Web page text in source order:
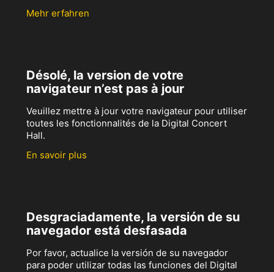
Mehr erfahren
Désolé, la version de votre
navigateur n’est pas à jour
Veuillez mettre à jour votre navigateur pour utiliser
toutes les fonctionnalités de la Digital Concert
Hall.
En savoir plus
Desgraciadamente, la versión de su
navegador está desfasada
Por favor, actualice la versión de su navegador
para poder utilizar todas las funciones del Digital